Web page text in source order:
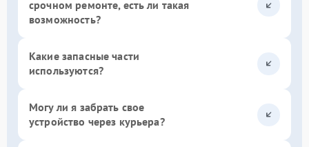
срочном ремонте, есть ли такая
возможность?
Какие запасные части
используются?
Могу ли я забрать свое
устройство через курьера?